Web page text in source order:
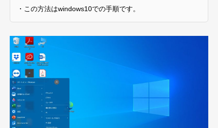
・この方法はwindows10での手順です。